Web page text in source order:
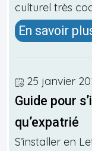
culturel très
En savoir
25 janvier
Guide pour
qu’expatrié
S’installer en